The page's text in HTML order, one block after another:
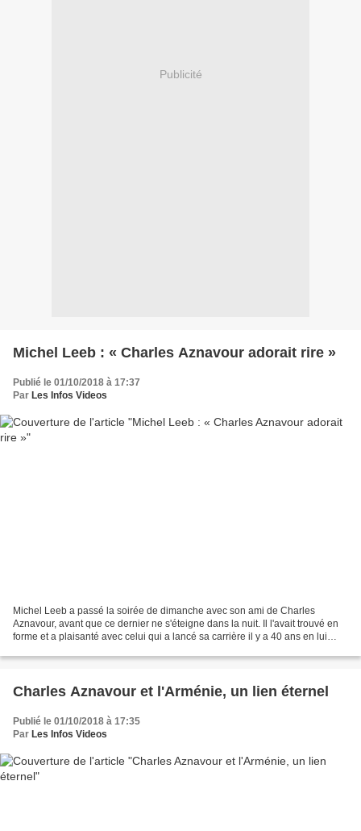
Publicité
Michel Leeb : « Charles Aznavour adorait rire »
Publié le 01/10/2018 à 17:37
Par Les Infos Videos
Michel Leeb a passé la soirée de dimanche avec son ami de Charles
Aznavour, avant que ce dernier ne s'éteigne dans la nuit. Il l'avait trouvé en
forme et a plaisanté avec celui qui a lancé sa carrière il y a 40 ans en lui
Charles Aznavour et l'Arménie, un lien éternel
Publié le 01/10/2018 à 17:35
Par Les Infos Videos